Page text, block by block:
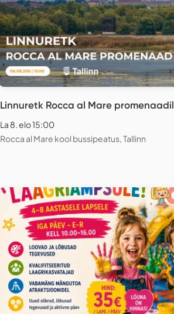
Linnuretk Rocca al Mare promenaadil
La 8. elo 15:00
Rocca al Mare kool bussipeatus, Tallinn